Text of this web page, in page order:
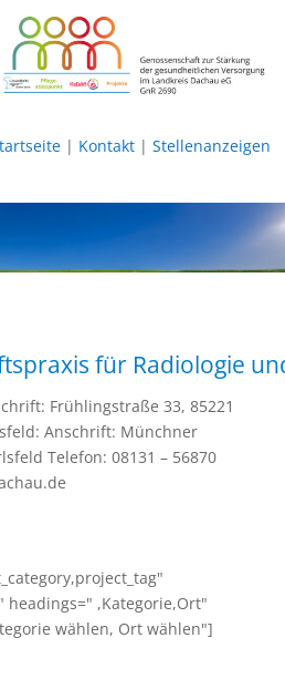
| Kontakt| Stellenanzeigen
für Radiologie
Frühlingstraße 33, 85221
Anschrift: Münchner
Telefon: 08131 – 56870
headings=" ,Kategorie,Ort"
wählen, Ort wählen"]